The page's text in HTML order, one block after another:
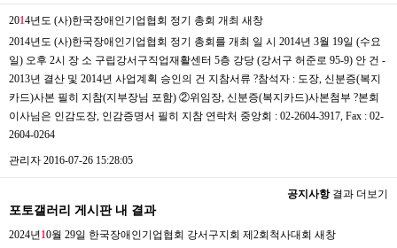
2014년도 (사)한국장애인기업협회 정기 총회 개최 새창
2014년도 (사)한국장애인기업협회 정기 총회를 개최 일 시 2014년 3월 19일 (수요
일) 오후 2시 장 소 구립강서구직업재활센터 5층 강당 (강서구 허준로 95-9) 안 건 -
2013년 결산 및 2014년 사업계획 승인의 건 지참서류 ?참석자 : 도장, 신분증(복지
카드)사본 필히 지참(지부장님 포함) ②위임장, 신분증(복지카드)사본첨부 ?본회
이사님은 인감도장, 인감증명서 필히 지참 연락처 중앙회 : 02-2604-3917, Fax : 02-
2604-0264
관리자 2016-07-26 15:28:05
공지사항결과 더보기
포토갤러리 게시판 내 결과
2024년 10월 29일 한국장애인기업협회 강서구지회 제2회척사대회 새창